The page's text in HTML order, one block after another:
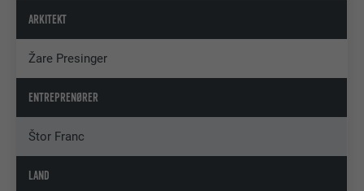
ARKITEKT
Žare Presinger
ENTREPRENØRER
Štor Franc
LAND